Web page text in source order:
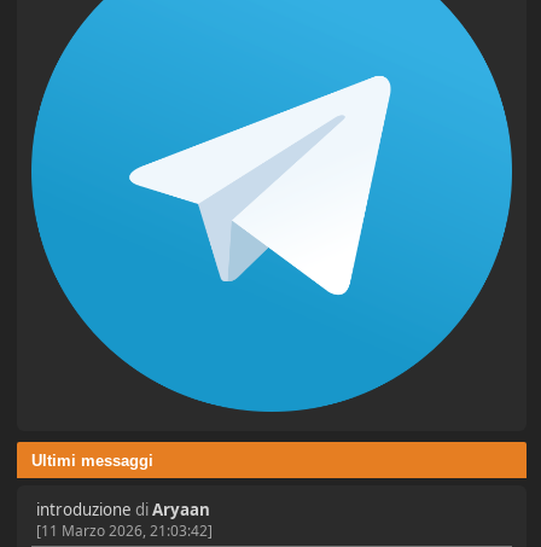
Ultimi messaggi
introduzione diAryaan
[11 Marzo 2026, 21:03:42]